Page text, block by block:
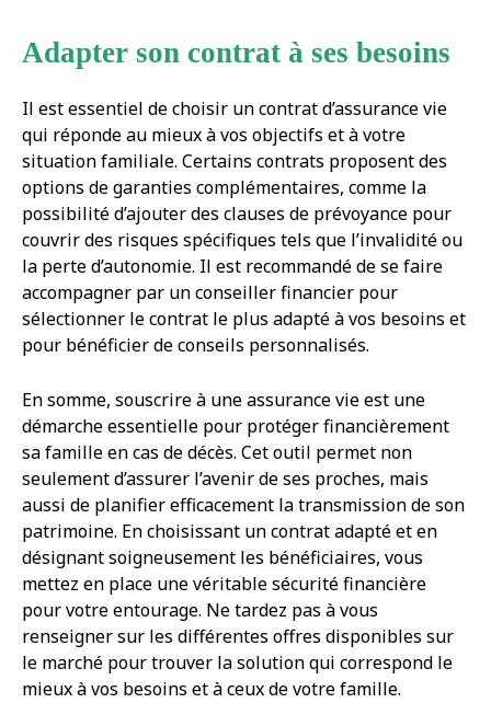
Adapter son contrat à ses besoins
Il est essentiel de choisir un contrat d’assurance vie
qui réponde au mieux à vos objectifs et à votre
situation familiale. Certains contrats proposent des
options de garanties complémentaires, comme la
possibilité d’ajouter des clauses de prévoyance pour
couvrir des risques spécifiques tels que l’invalidité ou
la perte d’autonomie. Il est recommandé de se faire
accompagner par un conseiller financier pour
sélectionner le contrat le plus adapté à vos besoins et
pour bénéficier de conseils personnalisés.
En somme, souscrire à une assurance vie est une
démarche essentielle pour protéger financièrement
sa famille en cas de décès. Cet outil permet non
seulement d’assurer l’avenir de ses proches, mais
aussi de planifier efficacement la transmission de son
patrimoine. En choisissant un contrat adapté et en
désignant soigneusement les bénéficiaires, vous
mettez en place une véritable sécurité financière
pour votre entourage. Ne tardez pas à vous
renseigner sur les différentes offres disponibles sur
le marché pour trouver la solution qui correspond le
mieux à vos besoins et à ceux de votre famille.